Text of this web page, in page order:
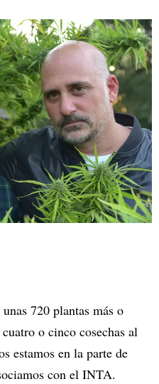
720 plantas más o
o cinco cosechas al
estamos en la parte de
con el INTA.